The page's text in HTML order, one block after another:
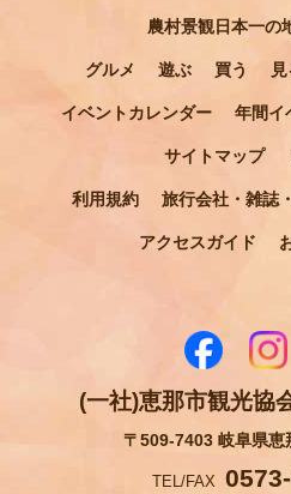
農村景観日本一の
グルメ 遊ぶ 買う
イベントカレンダー 年間イ
サイトマップ
利用規約 旅行会社・雑誌
アクセスガイド
(一社)恵那市観光協
〒509-7403 岐阜県
TEL/FAX